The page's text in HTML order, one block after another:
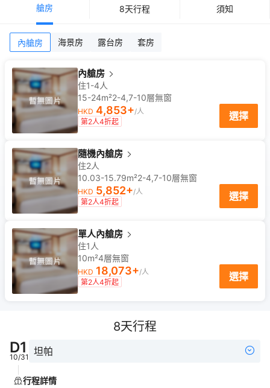
艙房 8天行程 須知
內艙房 海景房 露台房 套房
內艙房
住1-4人
15-24m²2-4,7-10層無窗
HKD 4,853+/人
第2人4折起
選擇
隨機內艙房
住2人
10.03-15.79m²2-4,7-10層無窗
HKD 5,852+/人
第2人4折起
選擇
單人內艙房
住1人
10m²4層無窗
HKD 18,073+/人
第2人4折起
選擇
8天行程
D1
10/31 坦帕
行程詳情